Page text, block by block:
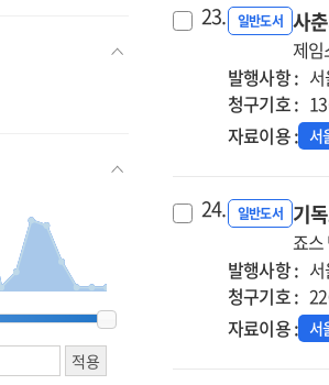
23. 일반도서 사
제
발행사항 :
청구기호 :
자료이용 : 서
24. 일반도서 기
죠
발행사항 :
청구기호 :
자료이용 : 서